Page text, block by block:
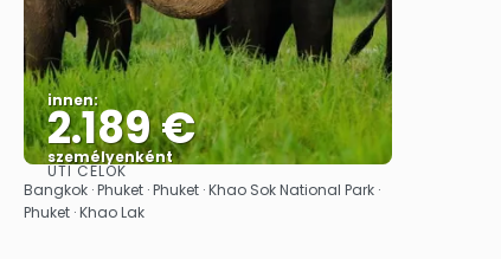
innen:
2.189 €
személyenként
Megnézem
ÚTI CÉLOK
Bangkok · Phuket · Phuket · Khao Sok National Park ·
Phuket · Khao Lak